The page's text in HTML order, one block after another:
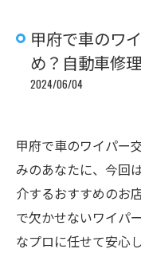
甲府で車のワ
め？自動車修
2024/06/04
甲府で車のワイパー
みのあなたに、今回
介するおすすめのお
で欠かせないワイパ
なプロに任せて安心